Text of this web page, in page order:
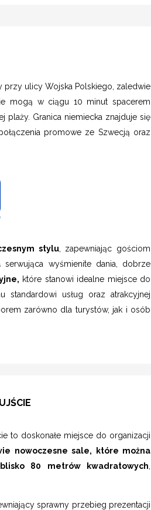
ulicy Wojska Polskiego, zaledwie
mogą w ciągu 10 minut spacerem
Granica niemiecka znajduje się
promowe ze Szwecją oraz
stylu, zapewniając gościom
serwująca wyśmienite dania, dobrze
które stanowi idealne miejsce do
standardowi usług oraz atrakcyjnej
zarówno dla turystów, jak i osób
to doskonałe miejsce do organizacji
nowoczesne sale, które można
80 metrów kwadratowych
sprawny przebieg prezentacji